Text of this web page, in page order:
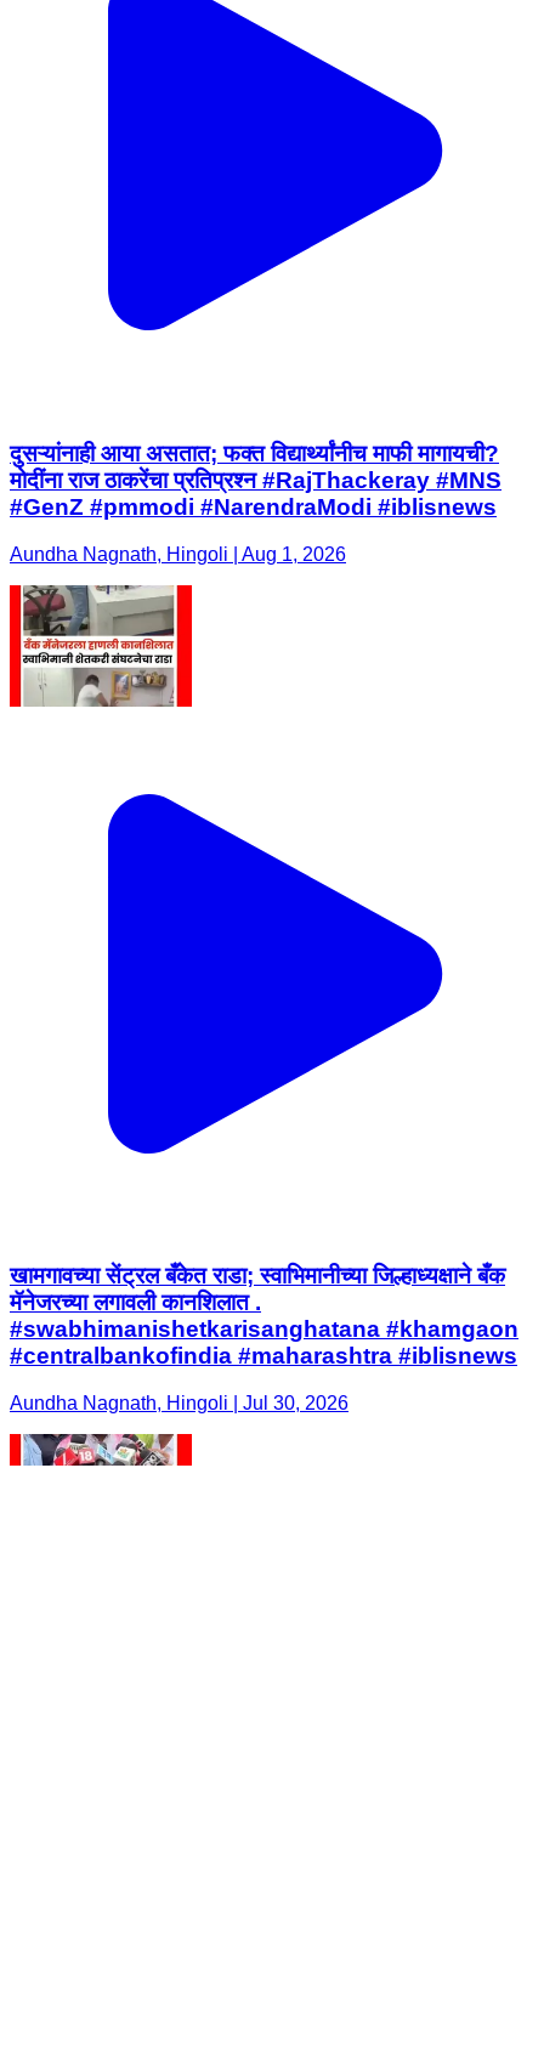
दुसऱ्यांनाही आया असतात; फक्त विद्यार्थ्यांनीच माफी मागायची?
मोदींना राज ठाकरेंचा प्रतिप्रश्न #RajThackeray #MNS
#GenZ #pmmodi #NarendraModi #iblisnews
Aundha Nagnath, Hingoli | Aug 1, 2026
खामगावच्या सेंट्रल बँकेत राडा; स्वाभिमानीच्या जिल्हाध्यक्षाने बँक
मॅनेजरच्या लगावली कानशिलात .
#swabhimanishetkarisanghatana #khamgaon
#centralbankofindia #maharashtra #iblisnews
Aundha Nagnath, Hingoli | Jul 30, 2026